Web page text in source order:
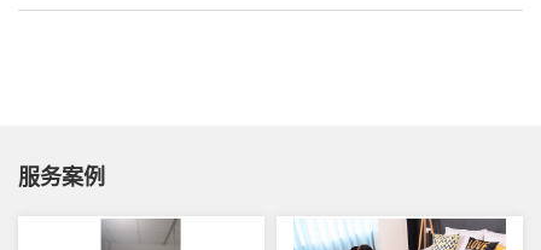
服务案例